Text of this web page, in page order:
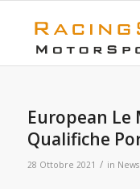
European Le
Qualifiche
28 Ottobre 2021 / in News